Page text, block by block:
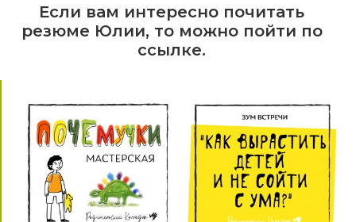
Если вам интересно почитать
резюме Юлии, то можно пойти по
ссылке.